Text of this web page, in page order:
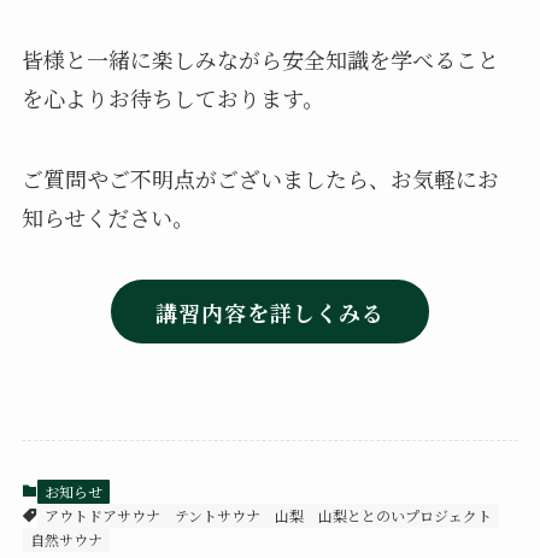
皆様と一緒に楽しみながら安全知識を学べること
を心よりお待ちしております。
ご質問やご不明点がございましたら、お気軽にお
知らせください。
講習内容を詳しくみる
お知らせ
アウトドアサウナ
テントサウナ 山梨
山梨ととのいプロジェクト
自然サウナ